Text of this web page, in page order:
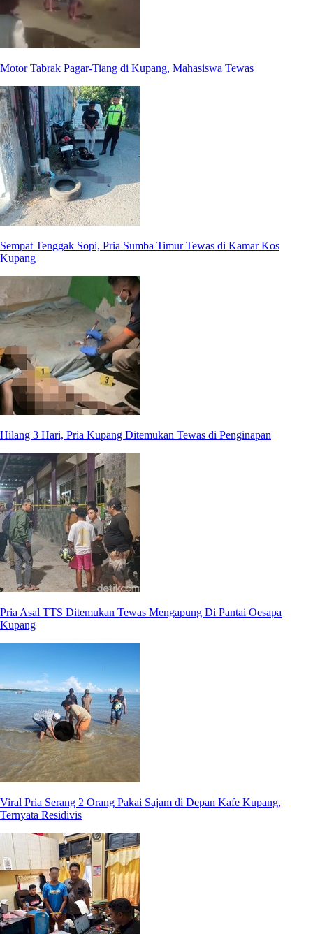
Motor Tabrak Pagar-Tiang di Kupang, Mahasiswa Tewas
Sempat Tenggak Sopi, Pria Sumba Timur Tewas di Kamar Kos
Kupang
Hilang 3 Hari, Pria Kupang Ditemukan Tewas di Penginapan
Pria Asal TTS Ditemukan Tewas Mengapung Di Pantai Oesapa
Kupang
Viral Pria Serang 2 Orang Pakai Sajam di Depan Kafe Kupang,
Ternyata Residivis